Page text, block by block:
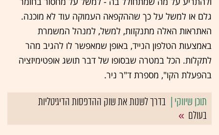
גלם או למשל על כך שההקפאה העמוקה עוד לא מוכנה.
האתראות האלה מתנקזות, למשל, למנהל המשמרת
באמצעות הטלפון הנייד, באופן שמאפשר לו להגיב מהר
לתקלות. הכל במטרה שבסופו של דבר תושג אופטימיזציה
בהפעלת הקו", מספרת ד"ר ניר.
בדרך לשנות את שוק ההדפסות הדיגיטליות
בעולם